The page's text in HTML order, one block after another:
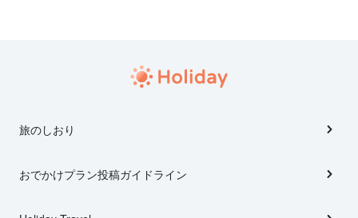
旅のしおり
おでかけプラン投稿ガイドライン